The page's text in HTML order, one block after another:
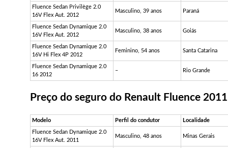
Fluence Sedan Privilège 2.0
16V Flex Aut. 2012
Masculino, 39 anos Paraná
Fluence Sedan Dynamique 2.0
16V Flex Aut. 2012
Masculino, 38 anos Goiás
Fluence Sedan Dynamique 2.0
16V Hi Flex 4P 2012
Feminino, 54 anos Santa Catarina
Fluence Sedan Dynamique 2.0
16 2012
– Rio Grande
Preço do seguro do Renault Fluence 2011
Modelo Perfil do condutor Localidade
Fluence Sedan Dynamique 2.0
16V Flex Aut. 2011
Masculino, 48 anos Minas Gerais